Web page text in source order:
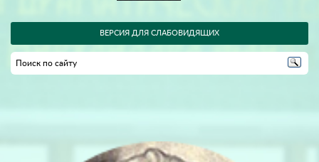
ВЕРСИЯ ДЛЯ СЛАБОВИДЯЩИХ